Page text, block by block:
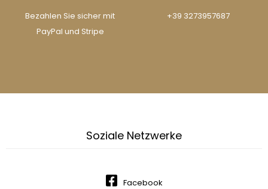
Bezahlen Sie sicher mit
PayPal und Stripe
+39 3273957687
Soziale Netzwerke
Facebook